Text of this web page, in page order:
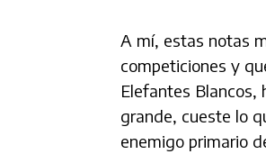
A mí, estas notas
competiciones y
Elefantes Blancos,
grande, cueste lo
enemigo primario